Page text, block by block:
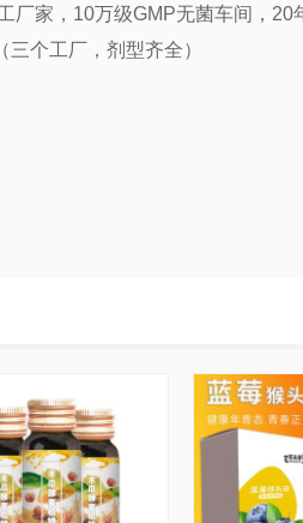
厂家， 10万级GMP无菌车间，20
个工厂，剂型齐全）